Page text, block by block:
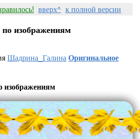
вверх^ к полной версии
изображениям
Шадрина_ГалинаОригинальное
изображениям